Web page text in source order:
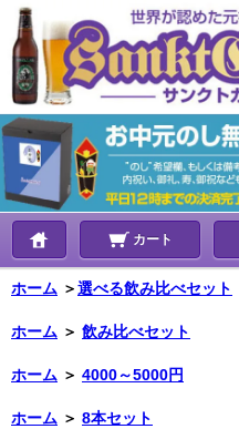
カート
ホーム ＞選べる飲み比べセット
ホーム ＞ 飲み比べセット
ホーム ＞ 4000～5000円
ホーム ＞ 8本セット